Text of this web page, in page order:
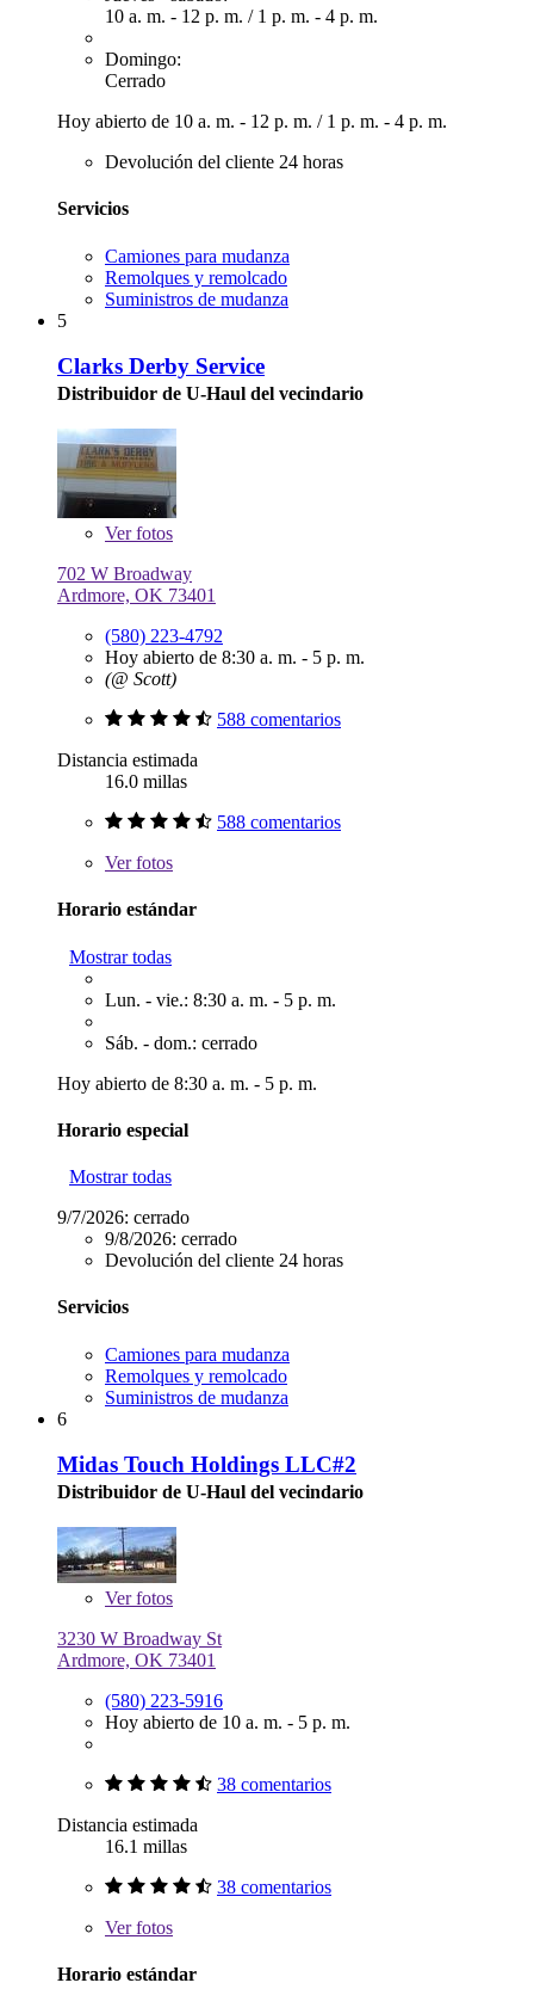
10 a. m. - 12 p. m. / 1 p. m. - 4 p. m.
Domingo:
Cerrado
Hoy abierto de 10 a. m. - 12 p. m. / 1 p. m. - 4 p. m.
Devolución del cliente 24 horas
Servicios
Camiones para mudanza
Remolques y remolcado
Suministros de mudanza
5
Clarks Derby Service
Distribuidor de U-Haul del vecindario
Verfotos
702 W Broadway
Ardmore, OK 73401
(580) 223-4792
Hoy abierto de 8:30 a. m. - 5 p. m.
(@ Scott)
588 comentarios
Distancia estimada
16.0 millas
588 comentarios
Verfotos
Horario estándar
Mostrar todas
Lun. - vie.: 8:30 a. m. - 5 p. m.
Sáb. - dom.: cerrado
Hoy abierto de 8:30 a. m. - 5 p. m.
Horario especial
Mostrar todas
9/7/2026: cerrado
9/8/2026: cerrado
Devolución del cliente 24 horas
Servicios
Camiones para mudanza
Remolques y remolcado
Suministros de mudanza
6
Midas Touch Holdings LLC#2
Distribuidor de U-Haul del vecindario
Verfotos
3230 W Broadway St
Ardmore, OK 73401
(580) 223-5916
Hoy abierto de 10 a. m. - 5 p. m.
38 comentarios
Distancia estimada
16.1 millas
38 comentarios
Verfotos
Horario estándar